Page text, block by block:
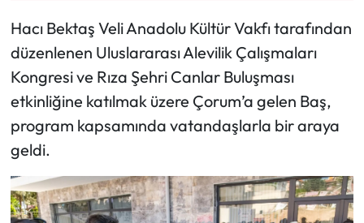
Hacı Bektaş Veli Anadolu Kültür Vakfı tarafından
düzenlenen Uluslararası Alevilik Çalışmaları
Kongresi ve Rıza Şehri Canlar Buluşması
etkinliğine katılmak üzere Çorum’a gelen Baş,
program kapsamında vatandaşlarla bir araya
geldi.
Mecitözü Haberleri
Oğuzlar Haberleri
Ortaköy Haberleri
Osmancık Haberleri